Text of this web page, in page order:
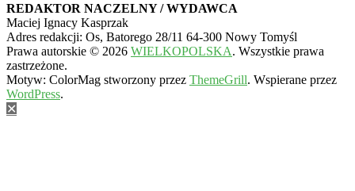
REDAKTOR NACZELNY / WYDAWCA
Maciej Ignacy Kasprzak
Adres redakcji: Os, Batorego 28/11 64-300 Nowy Tomyśl
Prawa autorskie © 2026 WIELKOPOLSKA. Wszystkie prawa
zastrzeżone.
Motyw: ColorMag stworzony przez ThemeGrill. Wspierane przez
WordPress.
✕